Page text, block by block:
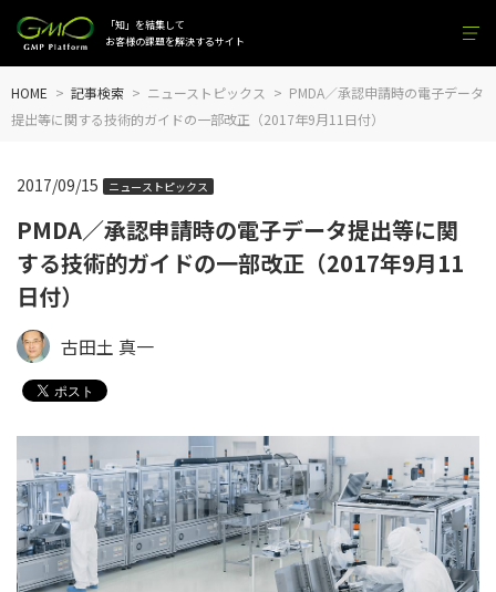
「知」を結集して
お客様の課題を解決するサイト
HOME 記事検索 ニューストピックス
PMDA／承認申請時の電子データ
提出等に関する技術的ガイドの一部改正（2017年9月11日付）
PMDA／承認申請時の電子データ提出等に関
する技術的ガイドの一部改正（2017年9月11
日付）
2017/09/15 ニューストピックス
古田土 真一